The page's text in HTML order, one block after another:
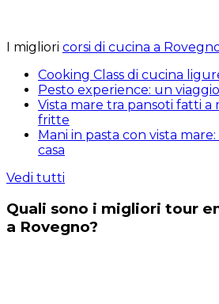
I migliori corsi di cucina a
Cooking Class di cucina
Pesto experience: un
Vista mare tra pansoti fatti a
fritte
Mani in pasta con vista
casa
Vedi tutti
Quali sono i migliori tour
a Rovegno?